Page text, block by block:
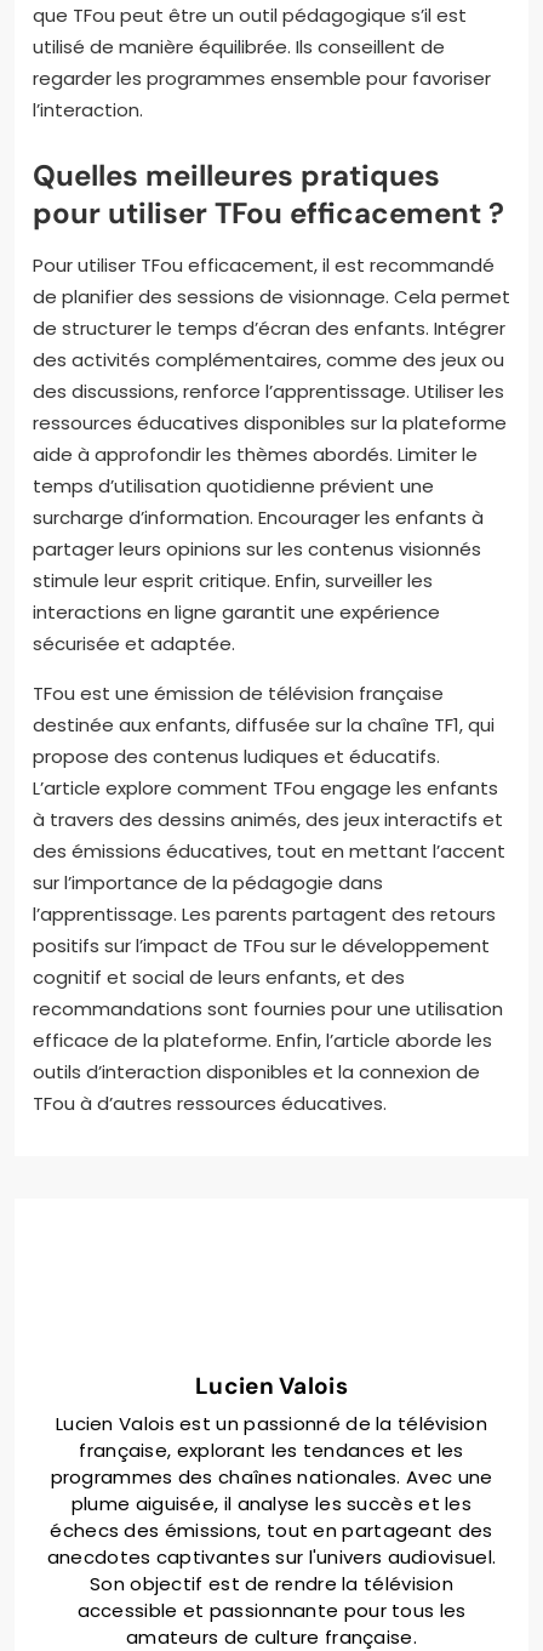
que TFou peut être un outil pédagogique s’il est
utilisé de manière équilibrée. Ils conseillent de
regarder les programmes ensemble pour favoriser
l’interaction.
Quelles meilleures pratiques
pour utiliser TFou efficacement ?
Pour utiliser TFou efficacement, il est recommandé
de planifier des sessions de visionnage. Cela permet
de structurer le temps d’écran des enfants. Intégrer
des activités complémentaires, comme des jeux ou
des discussions, renforce l’apprentissage. Utiliser les
ressources éducatives disponibles sur la plateforme
aide à approfondir les thèmes abordés. Limiter le
temps d’utilisation quotidienne prévient une
surcharge d’information. Encourager les enfants à
partager leurs opinions sur les contenus visionnés
stimule leur esprit critique. Enfin, surveiller les
interactions en ligne garantit une expérience
sécurisée et adaptée.
TFou est une émission de télévision française
destinée aux enfants, diffusée sur la chaîne TF1, qui
propose des contenus ludiques et éducatifs.
L’article explore comment TFou engage les enfants
à travers des dessins animés, des jeux interactifs et
des émissions éducatives, tout en mettant l’accent
sur l’importance de la pédagogie dans
l’apprentissage. Les parents partagent des retours
positifs sur l’impact de TFou sur le développement
cognitif et social de leurs enfants, et des
recommandations sont fournies pour une utilisation
efficace de la plateforme. Enfin, l’article aborde les
outils d’interaction disponibles et la connexion de
TFou à d’autres ressources éducatives.
Lucien Valois
Lucien Valois est un passionné de la télévision
française, explorant les tendances et les
programmes des chaînes nationales. Avec une
plume aiguisée, il analyse les succès et les
échecs des émissions, tout en partageant des
anecdotes captivantes sur l'univers audiovisuel.
Son objectif est de rendre la télévision
accessible et passionnante pour tous les
amateurs de culture française.